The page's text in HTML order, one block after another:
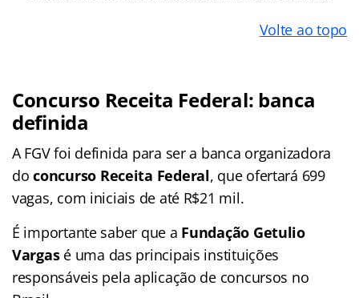
Volte ao topo
Concurso Receita Federal: banca
definida
A FGV foi definida para ser a banca organizadora
doconcurso Receita Federal, que ofertará 699
vagas, com iniciais de até R$21 mil.
É importante saber que a Fundação Getulio
Vargasé uma das principais instituições
responsáveis pela aplicação de concursos no